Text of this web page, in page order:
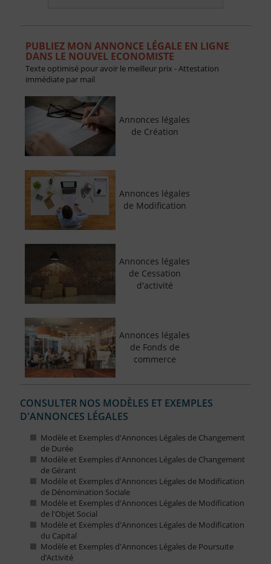
PUBLIEZ MON ANNONCE LÉGALE EN LIGNE
DANS LE NOUVEL ECONOMISTE
Texte optimisé pour avoir le meilleur prix - Attestation
immédiate par mail
Annonces légales
de Création
Annonces légales
de Modification
Annonces légales
de Cessation
d'activité
Annonces légales
de Fonds de
commerce
CONSULTER NOS MODÈLES ET EXEMPLES
D'ANNONCES LÉGALES
Modèle et Exemples d'Annonces Légales de Changement
de Durée
Modèle et Exemples d'Annonces Légales de Changement
de Gérant
Modèle et Exemples d'Annonces Légales de Modification
de Dénomination Sociale
Modèle et Exemples d'Annonces Légales de Modification
de l'Objet Social
Modèle et Exemples d'Annonces Légales de Modification
du Capital
Modèle et Exemples d'Annonces Légales de Poursuite
d’Activité